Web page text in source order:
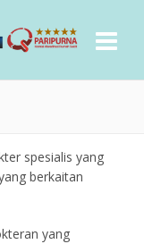
spesialis yang
berkaitan
yang